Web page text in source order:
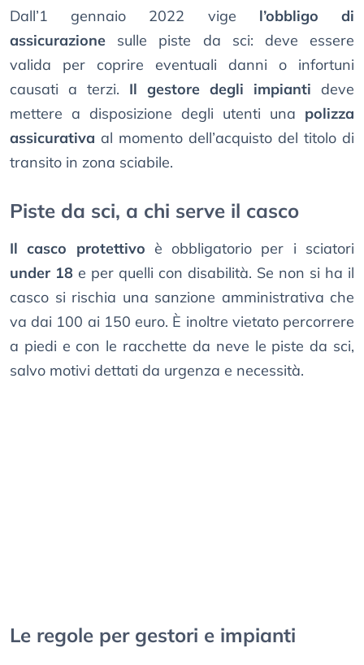
Dall’1 gennaio 2022 vige l’obbligo di
assicurazione sulle piste da sci: deve essere
valida per coprire eventuali danni o infortuni
causati a terzi. Il gestore degli impianti deve
mettere a disposizione degli utenti una polizza
assicurativa al momento dell’acquisto del titolo di
transito in zona sciabile.
Piste da sci, a chi serve il casco
Il casco protettivo è obbligatorio per i sciatori
under 18 e per quelli con disabilità. Se non si ha il
casco si rischia una sanzione amministrativa che
va dai 100 ai 150 euro. È inoltre vietato percorrere
a piedi e con le racchette da neve le piste da sci,
salvo motivi dettati da urgenza e necessità.
Le regole per gestori e impianti